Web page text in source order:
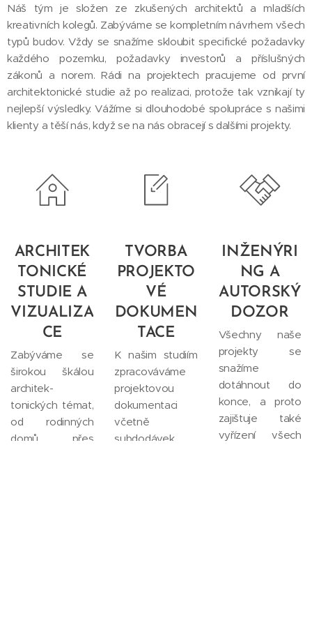
Náš tým je složen ze zkušených architektů a mladších
kreativních kolegů. Zabýváme se kompletním návrhem všech
typů budov. Vždy se snažíme skloubit specifické požadavky
každého pozemku, požadavky investorů a příslušných
zákonů a norem. Rádi na projektech pracujeme od první
architektonické studie až po realizaci, protože tak vznikají ty
nejlepší výsledky. Vážíme si dlouhodobé spolupráce s našimi
klienty a těší nás, když se na nás obracejí s dalšími projekty.
ARCHITEK
TONICKÉ
STUDIE A
VIZUALIZA
CE
Zabýváme se
širokou škálou
architek-
tonických témat,
od rodinných
domů, přes
TVORBA
PROJEKTO
VÉ
DOKUMEN
TACE
K našim studiím
zpracováváme
projektovou
dokumentaci
včetně
subdodávek
INŽENÝRI
NG A
AUTORSKÝ
DOZOR
Všechny naše
projekty se
snažíme
dotáhnout do
konce, a proto
zajištuje také
vyřízení všech